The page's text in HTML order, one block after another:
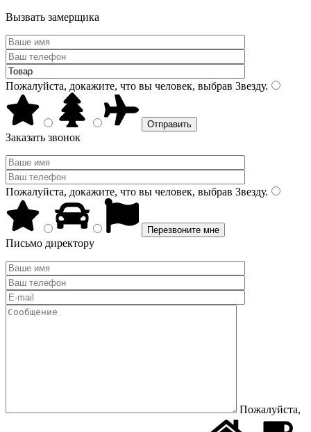
Вызвать замерщика
Пожалуйста, докажите, что вы человек, выбрав Звезду.
Заказать звонок
Пожалуйста, докажите, что вы человек, выбрав Звезду.
Письмо директору
Пожалуйста,